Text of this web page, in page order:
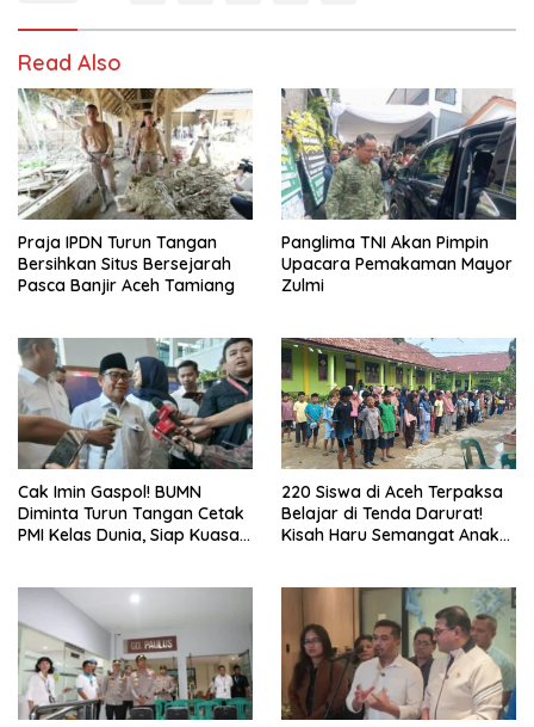
Read Also
Praja IPDN Turun Tangan
Bersihkan Situs Bersejarah
Pasca Banjir Aceh Tamiang
Panglima TNI Akan Pimpin
Upacara Pemakaman Mayor
Zulmi
Cak Imin Gaspol! BUMN
Diminta Turun Tangan Cetak
PMI Kelas Dunia, Siap Kuasai
220 Siswa di Aceh Terpaksa
Belajar di Tenda Darurat!
Kisah Haru Semangat Anak-